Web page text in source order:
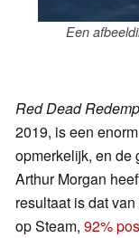
Een
Red Dead
2019, is een
opmerkelijk, en de
Arthur Morgan
resultaat is dat
op Steam, 92%